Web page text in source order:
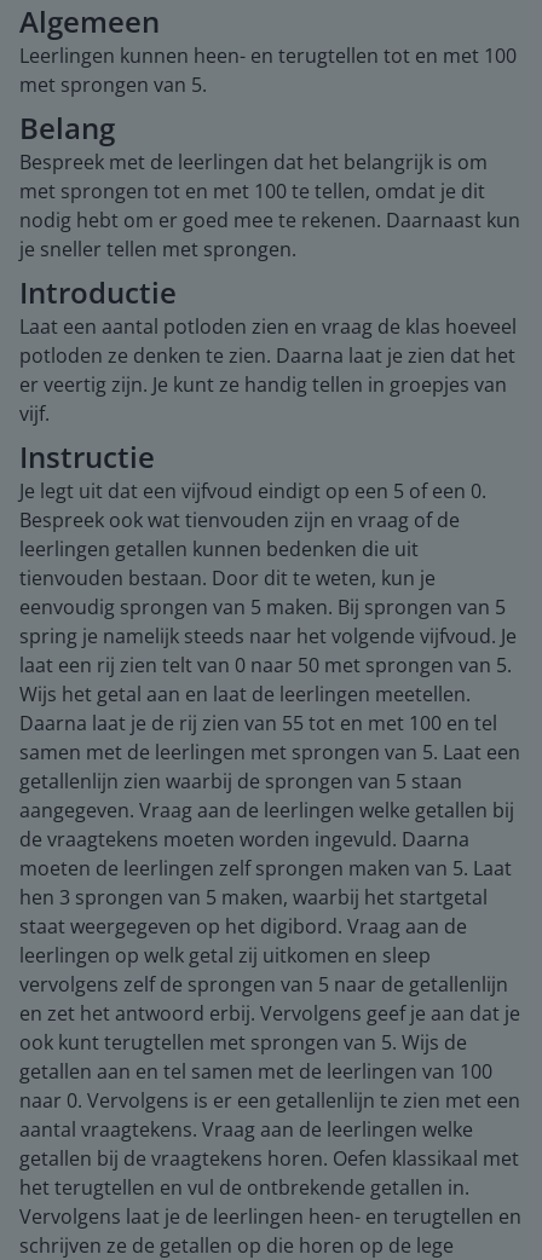
Algemeen
Leerlingen kunnen heen- en terugtellen tot en met 100
met sprongen van 5.
Belang
Bespreek met de leerlingen dat het belangrijk is om
met sprongen tot en met 100 te tellen, omdat je dit
nodig hebt om er goed mee te rekenen. Daarnaast kun
je sneller tellen met sprongen.
Introductie
Laat een aantal potloden zien en vraag de klas hoeveel
potloden ze denken te zien. Daarna laat je zien dat het
er veertig zijn. Je kunt ze handig tellen in groepjes van
vijf.
Instructie
Je legt uit dat een vijfvoud eindigt op een 5 of een 0.
Bespreek ook wat tienvouden zijn en vraag of de
leerlingen getallen kunnen bedenken die uit
tienvouden bestaan. Door dit te weten, kun je
eenvoudig sprongen van 5 maken. Bij sprongen van 5
spring je namelijk steeds naar het volgende vijfvoud. Je
laat een rij zien telt van 0 naar 50 met sprongen van 5.
Wijs het getal aan en laat de leerlingen meetellen.
Daarna laat je de rij zien van 55 tot en met 100 en tel
samen met de leerlingen met sprongen van 5. Laat een
getallenlijn zien waarbij de sprongen van 5 staan
aangegeven. Vraag aan de leerlingen welke getallen bij
de vraagtekens moeten worden ingevuld. Daarna
moeten de leerlingen zelf sprongen maken van 5. Laat
hen 3 sprongen van 5 maken, waarbij het startgetal
staat weergegeven op het digibord. Vraag aan de
leerlingen op welk getal zij uitkomen en sleep
vervolgens zelf de sprongen van 5 naar de getallenlijn
en zet het antwoord erbij. Vervolgens geef je aan dat je
ook kunt terugtellen met sprongen van 5. Wijs de
getallen aan en tel samen met de leerlingen van 100
naar 0. Vervolgens is er een getallenlijn te zien met een
aantal vraagtekens. Vraag aan de leerlingen welke
getallen bij de vraagtekens horen. Oefen klassikaal met
het terugtellen en vul de ontbrekende getallen in.
Vervolgens laat je de leerlingen heen- en terugtellen en
schrijven ze de getallen op die horen op de lege